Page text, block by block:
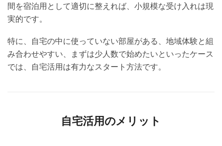
間を宿泊用として適切に整えれば、小規模な受け入れは現
実的です。
特に、自宅の中に使っていない部屋がある、地域体験と組
み合わせやすい、まずは少人数で始めたいといったケース
では、自宅活用は有力なスタート方法です。
自宅活用のメリット